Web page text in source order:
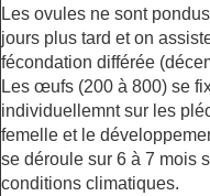
Les ovules ne sont
jours plus tard et on
fécondation différée
Les œufs (200 à 800) se
individuellemnt sur les
femelle et le
se déroule sur 6 à 7 mois
conditions climatiques.